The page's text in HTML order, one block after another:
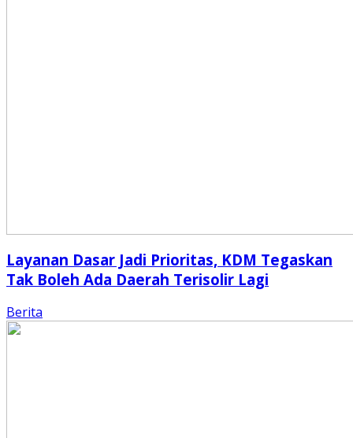
Layanan Dasar Jadi Prioritas, KDM Tegaskan
Tak Boleh Ada Daerah Terisolir Lagi
Berita